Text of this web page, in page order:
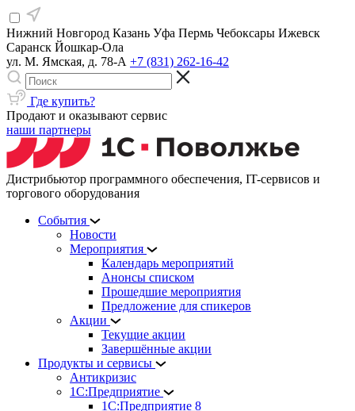
Нижний Новгород Казань Уфа Пермь Чебоксары Ижевск
Саранск Йошкар-Ола
ул. М. Ямская, д. 78-А +7 (831) 262-16-42
Где купить?
Продают и оказывают сервис
наши партнеры
Дистрибьютор программного обеспечения, IT-сервисов и
торгового оборудования
События
Новости
Мероприятия
Календарь мероприятий
Анонсы списком
Прошедшие мероприятия
Предложение для спикеров
Акции
Текущие акции
Завершённые акции
Продукты и сервисы
Антикризис
1С:Предприятие
1С:Предприятие 8